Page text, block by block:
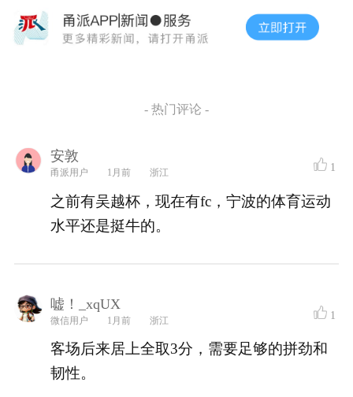
- 热门评论 -
安敦
甬派用户 1月前 浙江 1
之前有吴越杯，现在有fc，宁波的体育运动
水平还是挺牛的。
嘘！_xqUX
微信用户 1月前 浙江 1
客场后来居上全取3分，需要足够的拼劲和
韧性。